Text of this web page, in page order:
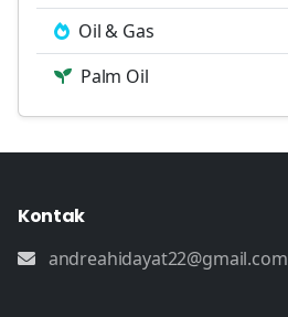
Oil & Gas
Palm Oil
Kontak
andreahidayat22@gmail.com